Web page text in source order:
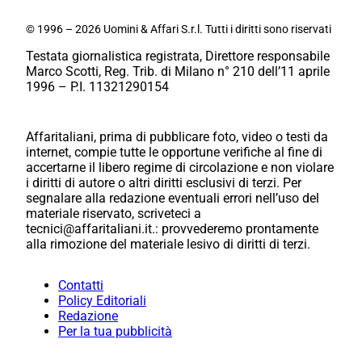
© 1996 – 2026 Uomini & Affari S.r.l. Tutti i diritti sono riservati
Testata giornalistica registrata, Direttore responsabile
Marco Scotti, Reg. Trib. di Milano n° 210 dell’11 aprile
1996 – P.I. 11321290154
Affaritaliani, prima di pubblicare foto, video o testi da
internet, compie tutte le opportune verifiche al fine di
accertarne il libero regime di circolazione e non violare
i diritti di autore o altri diritti esclusivi di terzi. Per
segnalare alla redazione eventuali errori nell’uso del
materiale riservato, scriveteci a
tecnici@affaritaliani.it.: provvederemo prontamente
alla rimozione del materiale lesivo di diritti di terzi.
Contatti
Policy Editoriali
Redazione
Per la tua pubblicità